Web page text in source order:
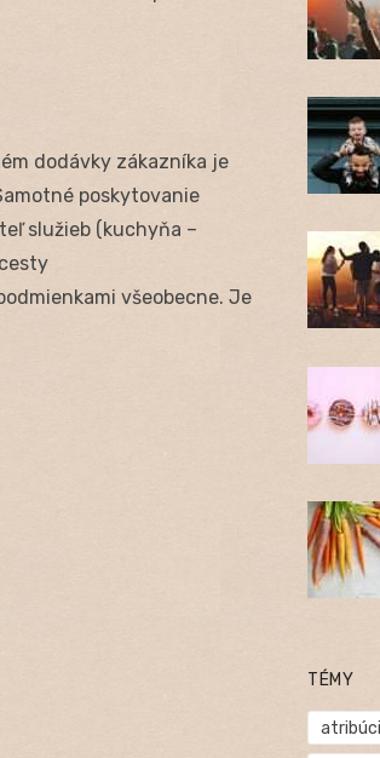
dodávky zákazníka je
poskytovanie
služieb (kuchyňa –
všeobecne. Je
TÉMY